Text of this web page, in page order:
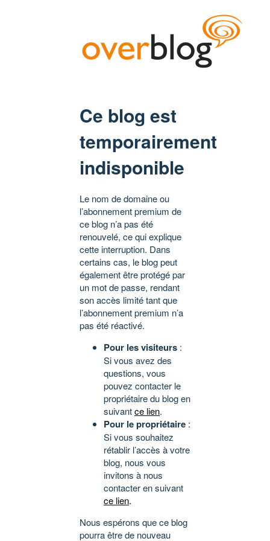
Ce blog est
temporairement
indisponible
Le nom de domaine ou
l’abonnement premium de
ce blog n’a pas été
renouvelé, ce qui explique
cette interruption. Dans
certains cas, le blog peut
également être protégé par
un mot de passe, rendant
son accès limité tant que
l’abonnement premium n’a
pas été réactivé.
Pour les visiteurs :
Si vous avez des
questions, vous
pouvez contacter le
propriétaire du blog en
suivantce lien.
Pour le propriétaire :
Si vous souhaitez
rétablir l’accès à votre
blog, nous vous
invitons à nous
contacter en suivant
ce lien.
Nous espérons que ce blog
pourra être de nouveau